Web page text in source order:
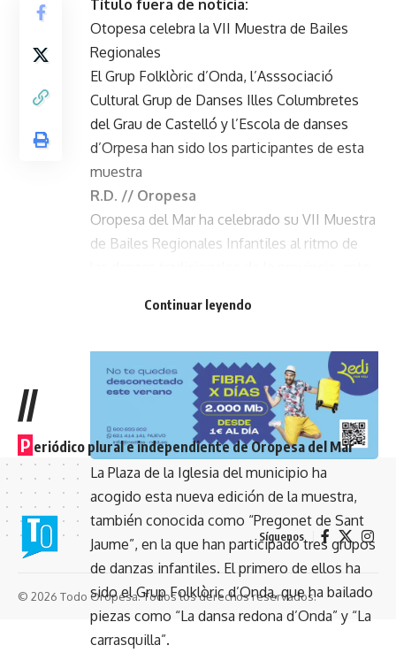
Título fuera de noticia:
Otopesa celebra la VII Muestra de Bailes
Regionales
El Grup Folklòric d’Onda, l’Asssociació
Cultural Grup de Danses Illes Columbretes
del Grau de Castelló y l’Escola de danses
d’Orpesa han sido los participantes de esta
muestra
R.D. // Oropesa
Oropesa del Mar ha celebrado su VII Muestra
de Bailes Regionales Infantiles al ritmo de
de la corporación municipal.
La Plaza de la Iglesia del municipio ha
acogido esta nueva edición de la muestra,
también conocida como “Pregonet de Sant
Jaume”, en la que han participado tres grupos
de danzas infantiles. El primero de ellos ha
sido el Grup Folklòric d’Onda, que ha bailado
piezas como “La dansa redona d’Onda” y “La
carrasquilla”.
Continuar leyendo
//
P eriódico plural e independiente de Oropesa del Mar
Síguenos
© 2026 Todo Oropesa. Todos los derechos reservados.